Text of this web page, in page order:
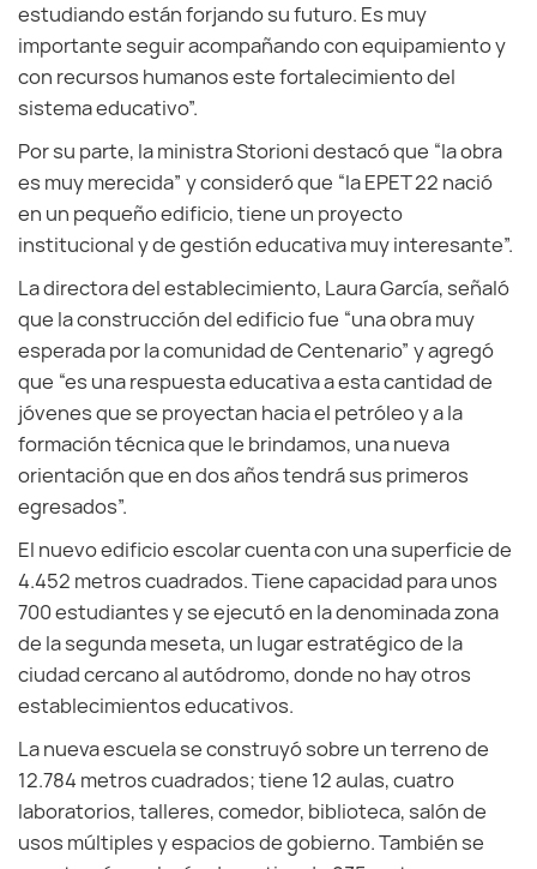
estudiando están forjando su futuro. Es muy
importante seguir acompañando con equipamiento y
con recursos humanos este fortalecimiento del
sistema educativo”.
Por su parte, la ministra Storioni destacó que “la obra
es muy merecida” y consideró que “la EPET 22 nació
en un pequeño edificio, tiene un proyecto
institucional y de gestión educativa muy interesante”.
La directora del establecimiento, Laura García, señaló
que la construcción del edificio fue “una obra muy
esperada por la comunidad de Centenario” y agregó
que “es una respuesta educativa a esta cantidad de
jóvenes que se proyectan hacia el petróleo y a la
formación técnica que le brindamos, una nueva
orientación que en dos años tendrá sus primeros
egresados”.
El nuevo edificio escolar cuenta con una superficie de
4.452 metros cuadrados. Tiene capacidad para unos
700 estudiantes y se ejecutó en la denominada zona
de la segunda meseta, un lugar estratégico de la
ciudad cercano al autódromo, donde no hay otros
establecimientos educativos.
La nueva escuela se construyó sobre un terreno de
12.784 metros cuadrados; tiene 12 aulas, cuatro
laboratorios, talleres, comedor, biblioteca, salón de
usos múltiples y espacios de gobierno. También se